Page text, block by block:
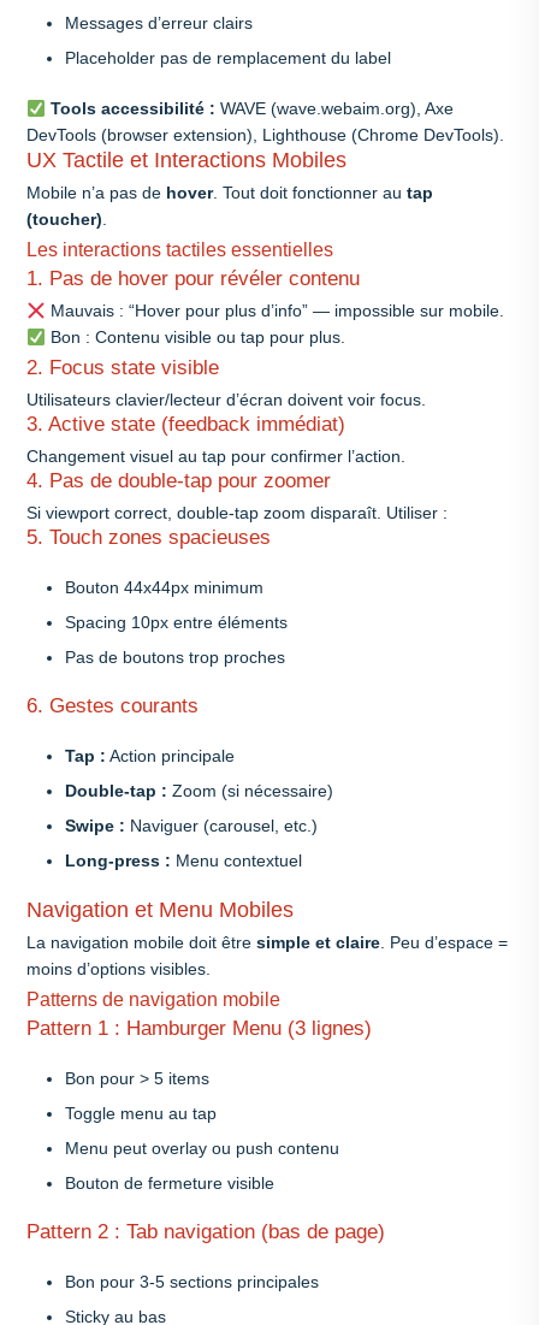
Messages d’erreur clairs
Placeholder pas de remplacement du label
Tools accessibilité : WAVE (wave.webaim.org), Axe
DevTools (browser extension), Lighthouse (Chrome DevTools).
UX Tactile et Interactions Mobiles
Mobile n’a pas de hover. Tout doit fonctionner au tap
(toucher).
Les interactions tactiles essentielles
1. Pas de hover pour révéler contenu
Mauvais : “Hover pour plus d’info” — impossible sur mobile.
Bon : Contenu visible ou tap pour plus.
2. Focus state visible
Utilisateurs clavier/lecteur d’écran doivent voir focus.
3. Active state (feedback immédiat)
Changement visuel au tap pour confirmer l’action.
4. Pas de double-tap pour zoomer
Si viewport correct, double-tap zoom disparaît. Utiliser :
5. Touch zones spacieuses
Bouton 44x44px minimum
Spacing 10px entre éléments
Pas de boutons trop proches
6. Gestes courants
Tap : Action principale
Double-tap : Zoom (si nécessaire)
Swipe : Naviguer (carousel, etc.)
Long-press : Menu contextuel
Navigation et Menu Mobiles
La navigation mobile doit être simple et claire. Peu d’espace =
moins d’options visibles.
Patterns de navigation mobile
Pattern 1 : Hamburger Menu (3 lignes)
Bon pour > 5 items
Toggle menu au tap
Menu peut overlay ou push contenu
Bouton de fermeture visible
Pattern 2 : Tab navigation (bas de page)
Bon pour 3-5 sections principales
Sticky au bas